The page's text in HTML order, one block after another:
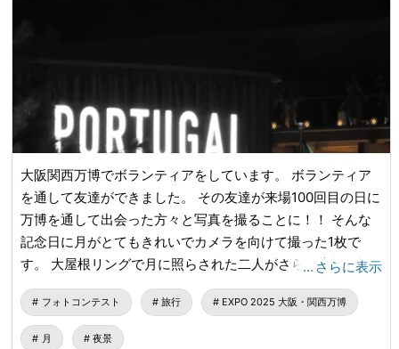
大阪関西万博でボランティアをしています。 ボランティア
を通して友達ができました。 その友達が来場100回目の日に
万博を通して出会った方々と写真を撮ることに！！ そんな
記念日に月がとてもきれいでカメラを向けて撮った1枚で
す。 大屋根リングで月に照らされた二人がさらに素敵で記
念すべき日にこんな写真が撮れたことも嬉しかったです
が・・・ 万博を通してたくさんの方々と出会い、行くたび
に旅行している気分で楽しい日々を過ごすことができまし
… さらに表示
フォトコンテスト 旅行 EXPO 2025 大阪・関西万博
月 夜景